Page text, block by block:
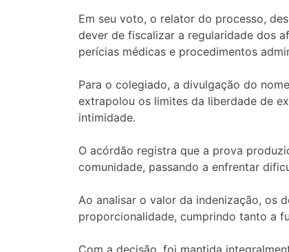
Em seu voto, o relator do processo,
dever de fiscalizar a regularidade dos
perícias médicas e procedimentos
Para o colegiado, a divulgação do
extrapolou os limites da liberdade de
intimidade.
O acórdão registra que a prova
comunidade, passando a enfrentar
Ao analisar o valor da indenização, os
proporcionalidade, cumprindo tanto a